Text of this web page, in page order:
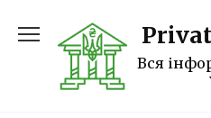
содержанию
Вся